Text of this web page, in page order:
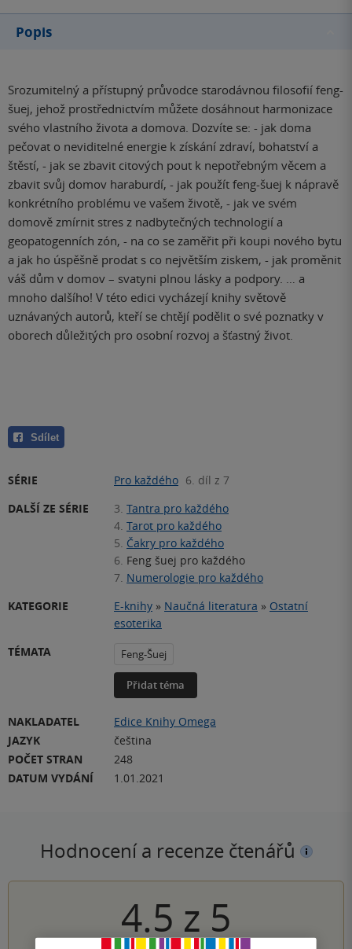
Popis
Srozumitelný a přístupný průvodce starodávnou filosofií feng-
šuej, jehož prostřednictvím můžete dosáhnout harmonizace
svého vlastního života a domova. Dozvíte se: - jak doma
pečovat o neviditelné energie k získání zdraví, bohatství a
štěstí, - jak se zbavit citových pout k nepotřebným věcem a
zbavit svůj domov haraburdí, - jak použít feng-šuej k nápravě
konkrétního problému ve vašem životě, - jak ve svém
domově zmírnit stres z nadbytečných technologií a
geopatogenních zón, - na co se zaměřit při koupi nového bytu
a jak ho úspěšně prodat s co největším ziskem, - jak proměnit
váš dům v domov – svatyni plnou lásky a podpory. … a
mnoho dalšího! V této edici vycházejí knihy světově
uznávaných autorů, kteří se chtějí podělit o své poznatky v
oborech důležitých pro osobní rozvoj a šťastný život.
Sdílet
SÉRIE Pro každého 6. díl z 7
DALŠÍ ZE SÉRIE
3. Tantra pro každého
4. Tarot pro každého
5. Čakry pro každého
6. Feng šuej pro každého
7. Numerologie pro každého
KATEGORIE
E-knihy » Naučná literatura » Ostatní
esoterika
TÉMATA
Feng-Šuej
Přidat téma
NAKLADATEL
Edice Knihy Omega
JAZYK
čeština
POČET STRAN
248
DATUM VYDÁNÍ
1.01.2021
Hodnocení a recenze čtenářů
4.5 z 5